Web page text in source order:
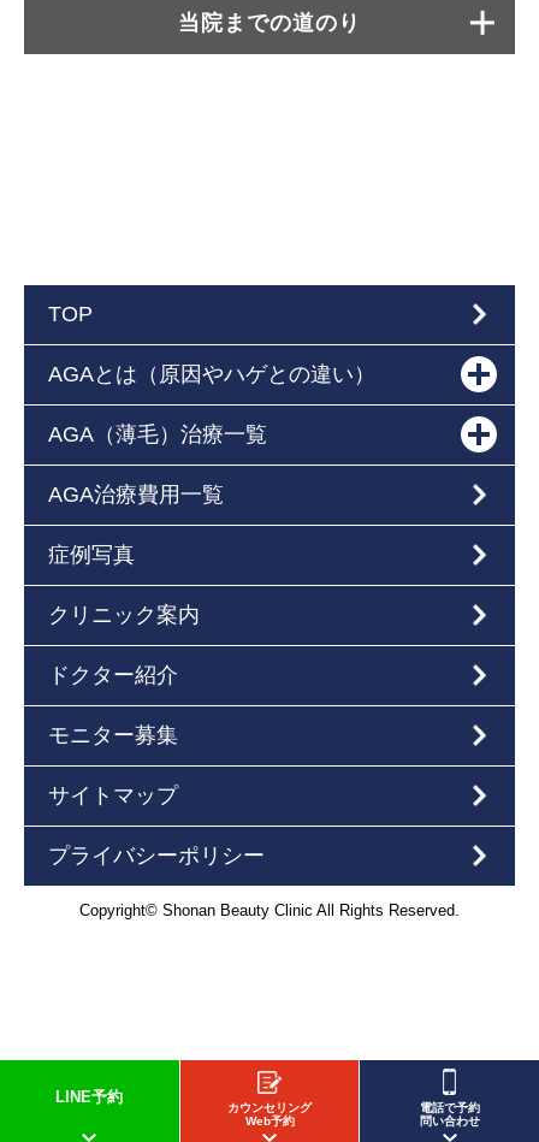
当院までの道のり
LINE予約
カウンセリング
Web予約
電話で予約
問い合わせ
TOP
AGAとは（原因やハゲとの違い）
AGA（薄毛）治療一覧
AGA治療費用一覧
症例写真
クリニック案内
ドクター紹介
モニター募集
サイトマップ
プライバシーポリシー
Copyright© Shonan Beauty Clinic All Rights Reserved.